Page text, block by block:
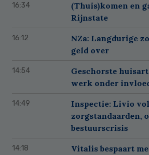
16:34
(Thuis)komen en
Rijnstate
16:12
NZa: Langdurige
geld over
14:54
Geschorste
werk onder
14:49
Inspectie: Livio
zorgstandaarden,
bestuurscrisis
14:18
Vitalis bespaart